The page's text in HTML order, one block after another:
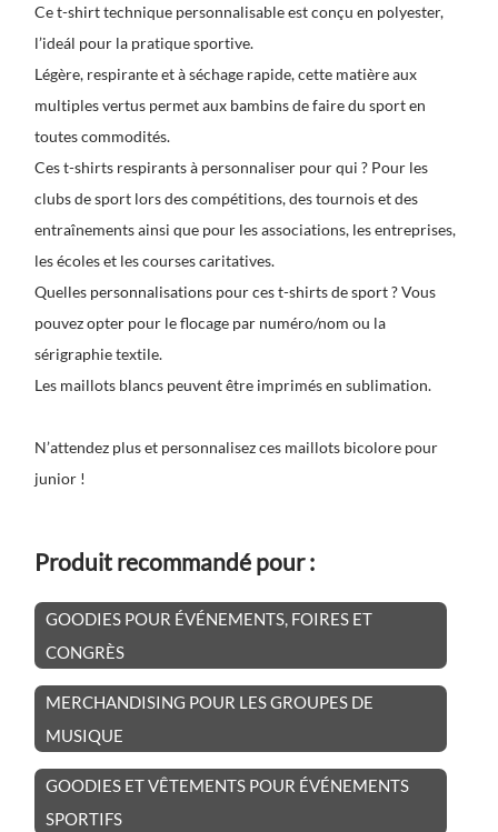
Ce t-shirt technique personnalisable est conçu en polyester,
l’ideál pour la pratique sportive.
Légère, respirante et à séchage rapide, cette matière aux
multiples vertus permet aux bambins de faire du sport en
toutes commodités.
Ces t-shirts respirants à personnaliser pour qui ? Pour les
clubs de sport lors des compétitions, des tournois et des
entraînements ainsi que pour les associations, les entreprises,
les écoles et les courses caritatives.
Quelles personnalisations pour ces t-shirts de sport ? Vous
pouvez opter pour le flocage par numéro/nom ou la
sérigraphie textile.
Les maillots blancs peuvent être imprimés en sublimation.
N’attendez plus et personnalisez ces maillots bicolore pour
junior !
Produit recommandé pour :
GOODIES POUR ÉVÉNEMENTS, FOIRES ET
CONGRÈS
MERCHANDISING POUR LES GROUPES DE
MUSIQUE
GOODIES ET VÊTEMENTS POUR ÉVÉNEMENTS
SPORTIFS